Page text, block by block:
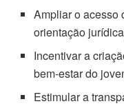
Ampliar o acesso
orientação
Incentivar a
bem-estar do
Estimular a